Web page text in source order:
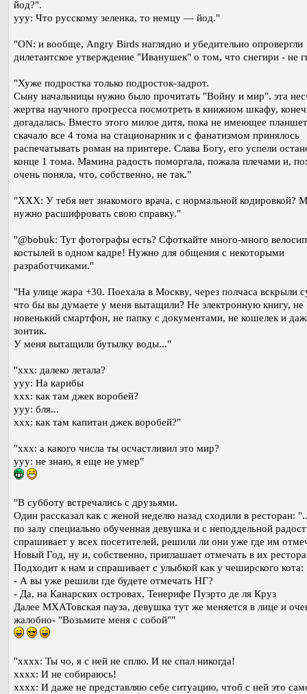
йод?".
yyy: Что русскому зеленка, то немцу — йод."
"ON: и вообще, Angry Birds наглядно и убедительно опровергли
дилетантское утверждение "Иванушек" о том, что снегири - не
"Хуже подростка только подросток-задрот.
Сыну начальницы нужно было прочитать "Войну и мир". эта
жертва научного прогресса посмотреть в книжном шкафу,
догадалась. Вместо этого милое дитя, пока не имеющее
скачало все 4 тома на стационарник и с фанатизмом принялось
распечатывать роман на принтере. Слава Богу, его успели
конце 1 тома. Мамина радость поморгала, пожала плечами и,
очень поняла, что, собственно, не так."
"ХХХ: У тебя нет знакомого врача, с нормальной кодировкой?
нужно расшифровать свою справку."
"@bobuk: Тут фотографы есть? Сфоткайте много-много
костылей в одном кадре! Нужно для общения с некоторыми
разработчиками."
"На улице жара +30. Поехала в Москву, через полчаса вскрыли
что бы вы думаете у меня вытащили? Не электронную книгу, не
новенький смартфон, не папку с документами, не кошелек и
зонтик.
У меня вытащили бутылку воды..."
"xxx: далеко летала?
yyy: На карибы
xxx: как там джек воробей?
yyy: бля...
xxx: как там капитан джек воробей?"
"xxx: а какого числа ты осчастливил это мир?
yyy: не знаю, я еще не умер"
"В субботу встречались с друзьями.
Один рассказал как с женой неделю назад сходили в ресторан:
по залу специально обученная девушка и с неподдельной
спрашивает у всех посетителей, решили ли они уже где им
Новый Год, ну и, собственно, приглашает отмечать в их
Подходит к нам и спрашивает с улыбкой как у чеширского кота:
- А вы уже решили где будете отмечать НГ?
- Да, на Канарских островах, Тенерифе Пуэрто де ля Круз
Далее МХАТовская пауза, девушка тут же меняется в лице и
жалобно- "Возьмите меня с собой""
"xxxx: Ты чо, я с ней не сплю. И не спал никогда!
xxxx: И не собираюсь!
xxxx: И даже не представляю себе ситуацию, чтоб с ней это